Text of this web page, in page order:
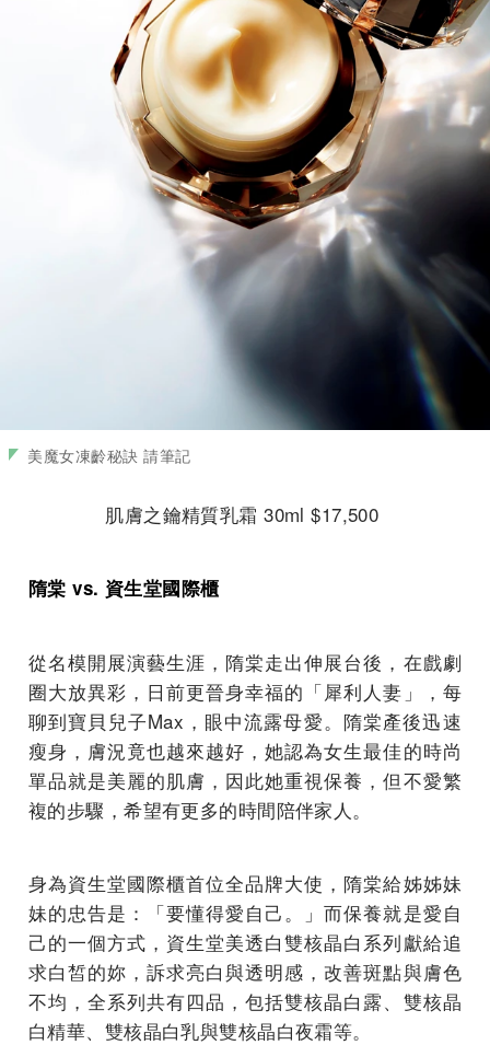
美魔女凍齡秘訣 請筆記
肌膚之鑰精質乳霜 30ml $17,500
隋棠 vs. 資生堂國際櫃
從名模開展演藝生涯，隋棠走出伸展台後，在戲劇
圈大放異彩，日前更晉身幸福的「犀利人妻」，每
聊到寶貝兒子Max，眼中流露母愛。隋棠產後迅速
瘦身，膚況竟也越來越好，她認為女生最佳的時尚
單品就是美麗的肌膚，因此她重視保養，但不愛繁
複的步驟，希望有更多的時間陪伴家人。
身為資生堂國際櫃首位全品牌大使，隋棠給姊姊妹
妹的忠告是：「要懂得愛自己。」而保養就是愛自
己的一個方式，資生堂美透白雙核晶白系列獻給追
求白皙的妳，訴求亮白與透明感，改善斑點與膚色
不均，全系列共有四品，包括雙核晶白露、雙核晶
白精華、雙核晶白乳與雙核晶白夜霜等。